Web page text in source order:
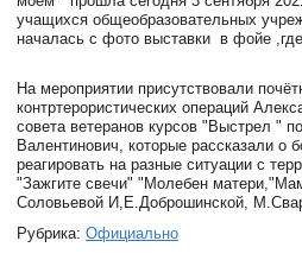
учащихся общеобразовательных
началась с фото выставки в фойе
На мероприятии присутствовали
контртерористических операций
совета ветеранов курсов "Выстрел "
Валентинович, которые рассказали о
реагировать на разные ситуации с
"Зажгите свечи" "Молебен
Соловьевой И,Е.Доброшинской,
Рубрика: Официально